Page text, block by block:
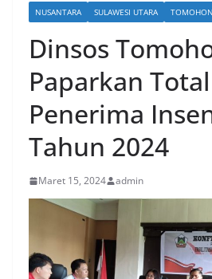
NUSANTARA SULAWESI UTARA TOMOHON
Dinsos
Paparkan
Penerima
Tahun 2024
Maret 15, 2024 admin